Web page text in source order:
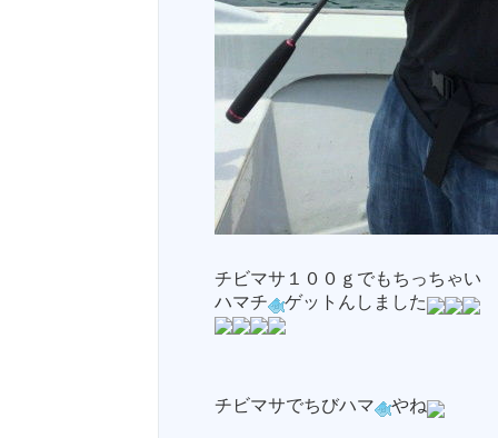
チビマサ１００ｇでもちっちゃい
ハマチ
ゲットんしました
チビマサでちびハマ やね